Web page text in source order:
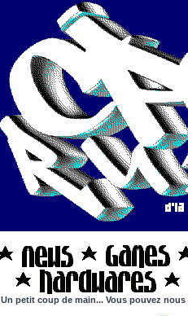
Un petit coup de main... Vous pouvez